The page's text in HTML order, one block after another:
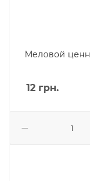
Меловой
12 грн.